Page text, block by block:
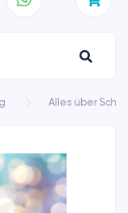
Alles über